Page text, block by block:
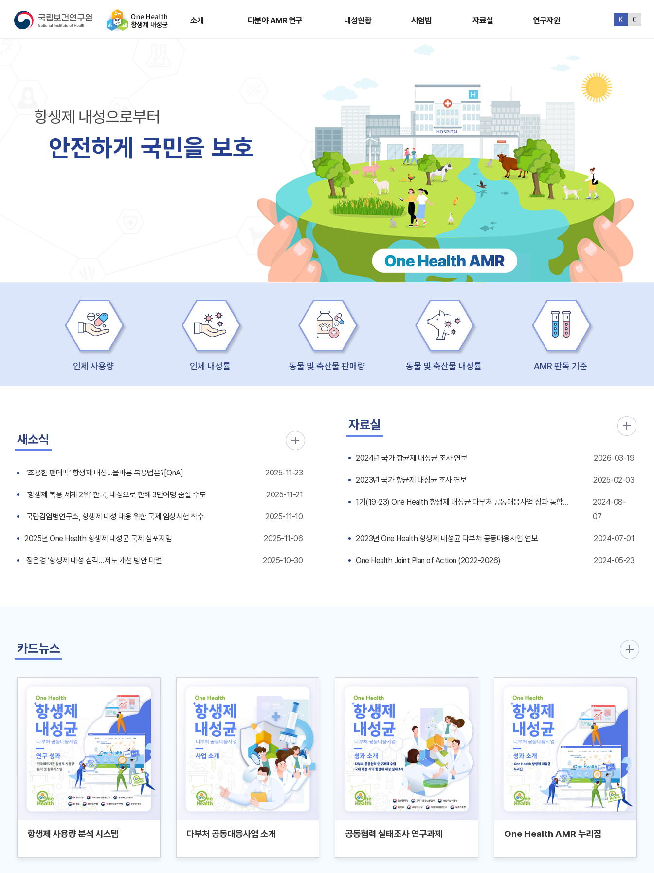
소개 다분야 AMR 연구 내성현황 시험법 자료실 연구자원
항생제 내성으로부터
안전하게 국민을 보호
인체 사용량 인체 내성률 동물 및 축산물 판매량 동물 및 축산물 내성률 AMR 판독 기준
새소식
‘조용한 팬데믹‘ 항생제 내성…올바른 복용법은?[QnA] 2025-11-23
‘항생제 복용 세계 2위’ 한국, 내성으로 한해 3만여명 숨질 수도 2025-11-21
국립감염병연구소, 항생제 내성 대응 위한 국제 임상시험 착수 2025-11-10
2025년 One Health 항생제 내성균 국제 심포지엄 2025-11-06
정은경 ‘항생제 내성 심각…제도 개선 방안 마련’ 2025-10-30
자료실
2024년 국가 항균제 내성균 조사 연보 2026-03-19
2023년 국가 항균제 내성균 조사 연보 2025-02-03
1기(19-23) One Health 항생제 내성균 다부처 공동대응사업 성과 통합분석
2024-08-
07
2023년 One Health 항생제 내성균 다부처 공동대응사업 연보 2024-07-01
One Health Joint Plan of Action (2022-2026) 2024-05-23
카드뉴스
항생제 사용량 분석 시스템 다부처 공동대응사업 소개 공동협력 실태조사 연구과제 One Health AMR 누리집